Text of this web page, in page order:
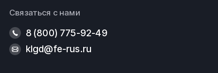
Связаться с нами
8 (800) 775-92-49
klgd@fe-rus.ru